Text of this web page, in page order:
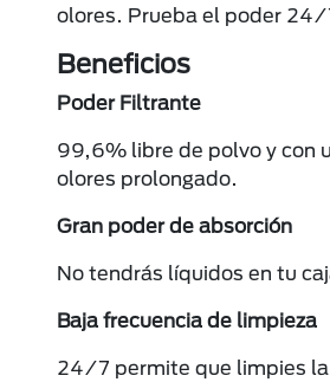
olores. Prueba el poder 24/
Beneficios
Poder Filtrante
99,6% libre de polvo y con
olores prolongado.
Gran poder de absorción
No tendrás líquidos en tu
Baja frecuencia de limpieza
24/7 permite que limpies la